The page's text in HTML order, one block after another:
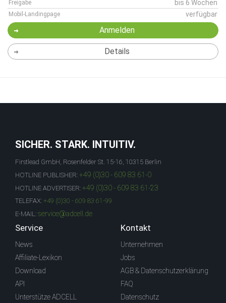
Freigabe bis 6 Wochen
Mobil-Landingpage verfügbar
Anmelden
Details
SICHER. STARK. INTUITIV.
Firstlead GmbH, Rosenfelder St. 15-16, 10315 Berlin
HOTLINE PUBLISHER: +49 (0)30 - 609 83 61-0
HOTLINE ADVERTISER: +49 (0)30 - 609 83 61-23
TELEFAX: +49 (0)30 - 609 83 61-99
E-MAIL: service@adcell.de
Service
News
Affiliate-Lexikon
Download
API
Unterstütze ADCELL
Kontakt
Unternehmen
Jobs
AGB & Datenschutzerklärung
FAQ
Datenschutz